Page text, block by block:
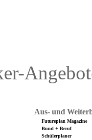
Aus- und
Futureplan Magazine
Bund + Beruf
Schülerplaner